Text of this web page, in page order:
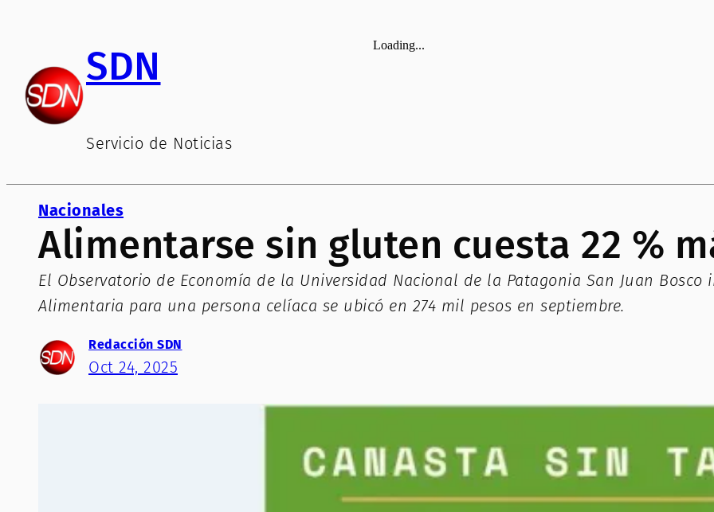
contenido
SDN
Servicio de Noticias
Nacionales
Alimentarse sin gluten cuesta 22 %
El Observatorio de Economía de la Universidad Nacional de la Patagonia San Juan
Alimentaria para una persona celíaca se ubicó en 274 mil pesos en septiembre.
Redacción SDN
Oct 24, 2025